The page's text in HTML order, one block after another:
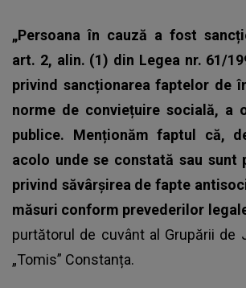
„Persoana în cauză a fost
art. 2, alin. (1) din Legea nr. 61/
privind sancționarea faptelor de
norme de conviețuire socială, a
publice. Menționăm faptul că,
acolo unde se constată sau sunt
privind săvârșirea de fapte
măsuri conform prevederilor
purtătorul de cuvânt al Grupării de
„Tomis” Constanța.